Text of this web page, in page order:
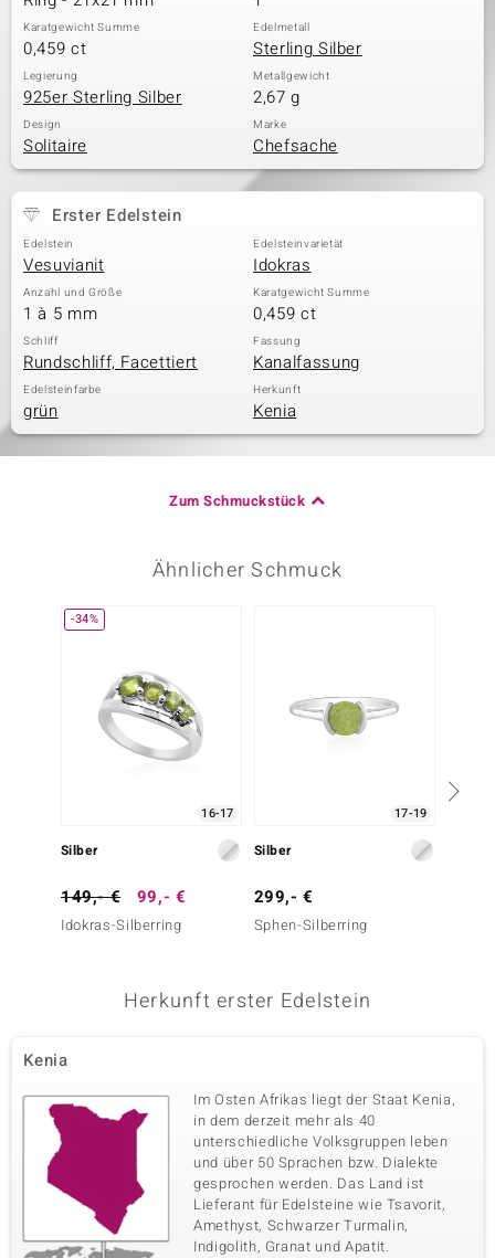
Karatgewicht Summe
0,459 ct
Edelmetall
Sterling Silber
Legierung
925er Sterling Silber
Metallgewicht
2,67 g
Design
Solitaire
Marke
Chefsache
Erster Edelstein
Edelstein
Vesuvianit
Edelsteinvarietät
Idokras
Anzahl und Größe
1 à 5 mm
Karatgewicht Summe
0,459 ct
Schliff
Rundschliff, Facettiert
Fassung
Kanalfassung
Edelsteinfarbe
grün
Herkunft
Kenia
Zum Schmuckstück
Ähnlicher Schmuck
-34%
16-17
Silber
149,- € 99,- €
Idokras-Silberring
17-19
Silber
299,- €
Sphen-Silberring
Herkunft erster Edelstein
Kenia
Im Osten Afrikas liegt der Staat Kenia,
in dem derzeit mehr als 40
unterschiedliche Volksgruppen leben
und über 50 Sprachen bzw. Dialekte
gesprochen werden. Das Land ist
Lieferant für Edelsteine wie Tsavorit,
Amethyst, Schwarzer Turmalin,
Indigolith, Granat und Apatit.